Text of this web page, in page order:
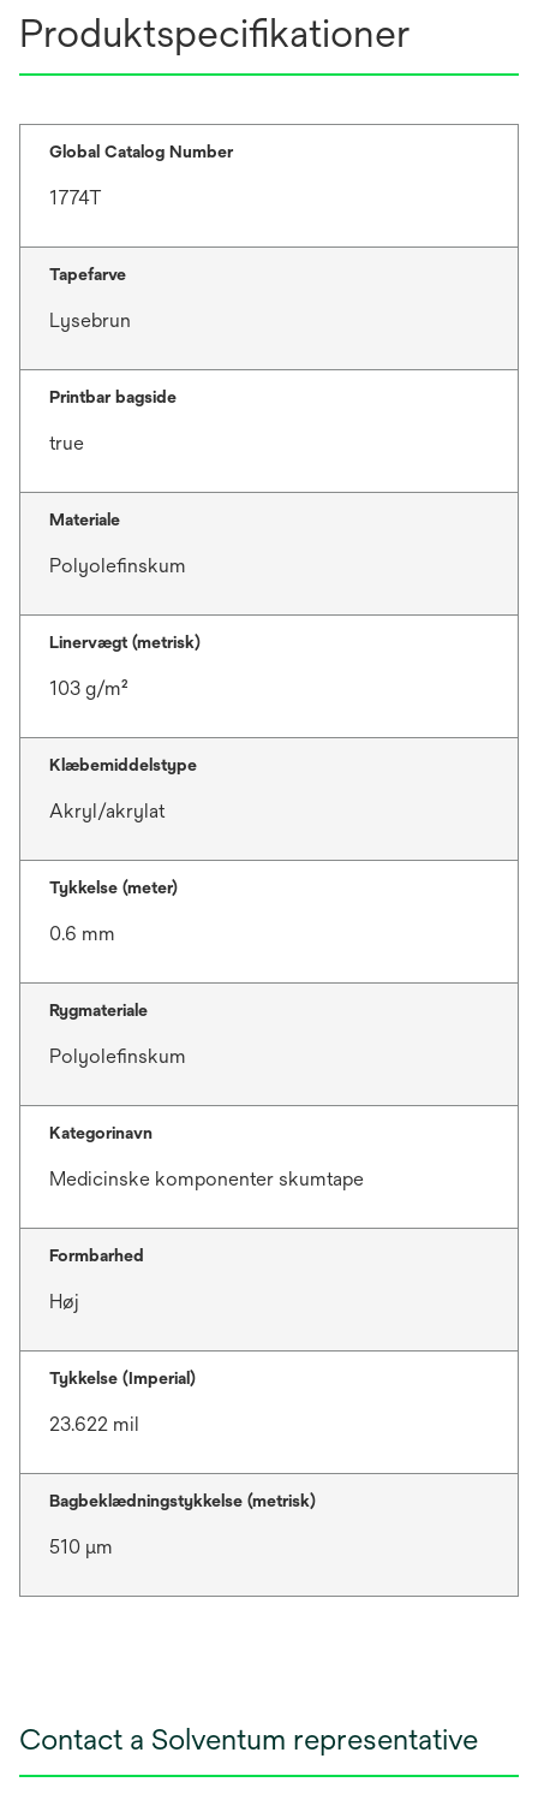
Produktspecifikationer
Global Catalog Number
1774T
Tapefarve
Lysebrun
Printbar bagside
true
Materiale
Polyolefinskum
Linervægt (metrisk)
103 g/m²
Klæbemiddelstype
Akryl/akrylat
Tykkelse (meter)
0.6 mm
Rygmateriale
Polyolefinskum
Kategorinavn
Medicinske komponenter skumtape
Formbarhed
Høj
Tykkelse (Imperial)
23.622 mil
Bagbeklædningstykkelse (metrisk)
510 μm
Contact a Solventum representative